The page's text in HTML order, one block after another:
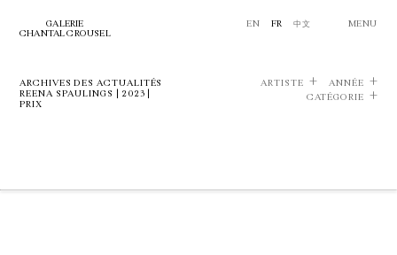
GALERIE
CHANTAL CROUSEL
EN FR 中文 MENU
ARCHIVES DES ACTUALITÉS
REENA SPAULINGS | 2023 |
PRIX
ARTISTE
ANNÉE
CATÉGORIE